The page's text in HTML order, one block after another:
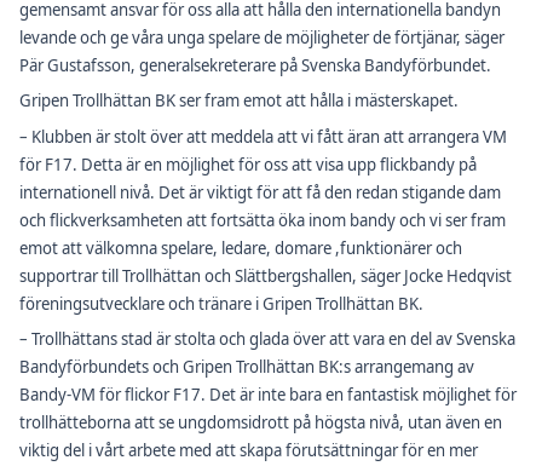
gemensamt ansvar för oss alla att hålla den internationella bandyn
levande och ge våra unga spelare de möjligheter de förtjänar, säger
Pär Gustafsson, generalsekreterare på Svenska Bandyförbundet.
Gripen Trollhättan BK ser fram emot att hålla i mästerskapet.
– Klubben är stolt över att meddela att vi fått äran att arrangera VM
för F17. Detta är en möjlighet för oss att visa upp flickbandy på
internationell nivå. Det är viktigt för att få den redan stigande dam
och flickverksamheten att fortsätta öka inom bandy och vi ser fram
emot att välkomna spelare, ledare, domare ,funktionärer och
supportrar till Trollhättan och Slättbergshallen, säger Jocke Hedqvist
föreningsutvecklare och tränare i Gripen Trollhättan BK.
– Trollhättans stad är stolta och glada över att vara en del av Svenska
Bandyförbundets och Gripen Trollhättan BK:s arrangemang av
Bandy-VM för flickor F17. Det är inte bara en fantastisk möjlighet för
trollhätteborna att se ungdomsidrott på högsta nivå, utan även en
viktig del i vårt arbete med att skapa förutsättningar för en mer